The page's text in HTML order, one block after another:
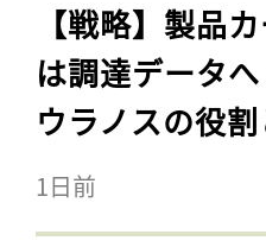
【戦略】製品
は調達データ
ウラノスの役
1日前